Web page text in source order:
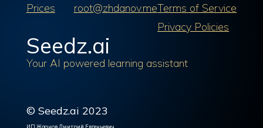
Prices root@zhdanov.meTerms of Service
Privacy Policies
Seedz.ai
Your AI powered learning assistant
© Seedz.ai 2023
ИП Жданов Дмитрий Евгеньевич